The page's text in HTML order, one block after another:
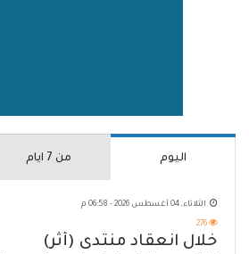
اليوم من 7 ايام
الثلاثاء, 04 أغسطس 2026 - 06:58 م
276
خلال انعقاد منتدى (أثر)